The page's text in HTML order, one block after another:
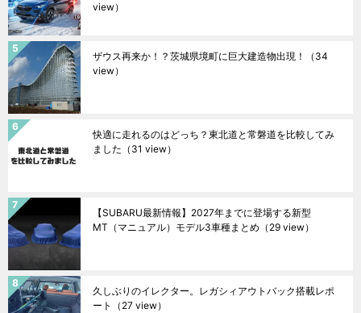
view）
ザウス再来か！？茨城県境町に巨大建造物出現！
（34
view）
快適に走れるのはどっち？東北道と常磐道を比較してみ
ました （31 view）
【SUBARU最新情報】2027年までに登場する新型
MT（マニュアル）モデル3車種まとめ （29 view）
久しぶりのイレクター。レガシィアウトバック搭載レポ
ート
（27 view）